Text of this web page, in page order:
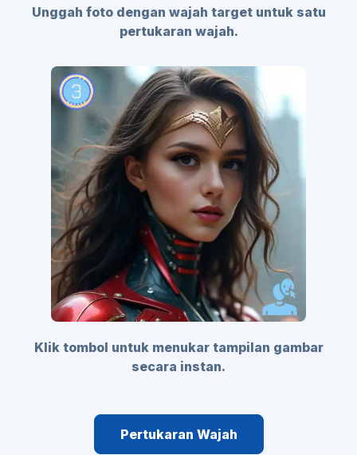
Unggah foto dengan wajah target untuk satu
pertukaran wajah.
Klik tombol untuk menukar tampilan gambar
secara instan.
Pertukaran Wajah